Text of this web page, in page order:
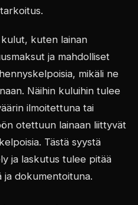
kuten lainan
ja mahdolliset
mikäli ne
Näihin kuluihin tulee
ilmoitettuna tai
otettuun lainaan liittyvät
Tästä syystä
ja laskutus tulee pitää
ja dokumentoituna.